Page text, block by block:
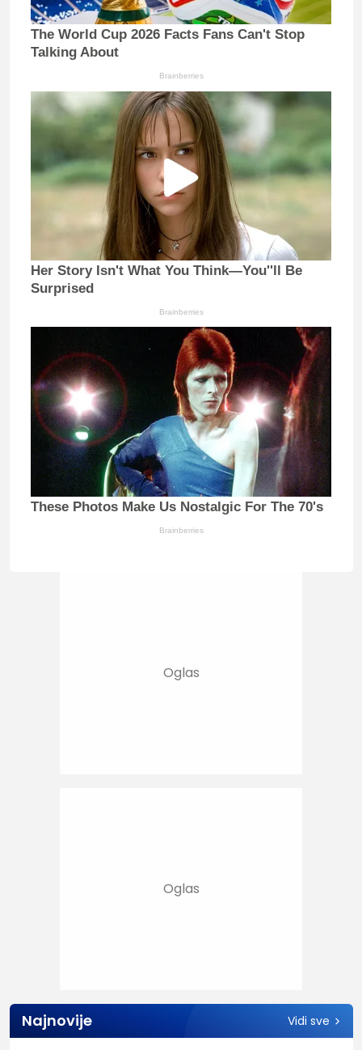
The World Cup 2026 Facts Fans Can't Stop
Talking About
Brainberries
Her Story Isn't What You Think—You''ll Be
Surprised
Brainberries
These Photos Make Us Nostalgic For The 70's
Brainberries
Najnovije Vidi sve